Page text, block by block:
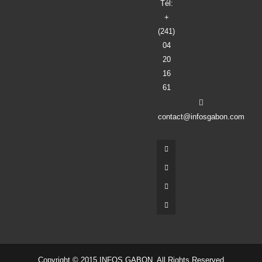
Tél:
+
(241)
04
20
16
61
contact@infosgabon.com
Copyright © 2015 INFOS GABON. All Rights Reserved